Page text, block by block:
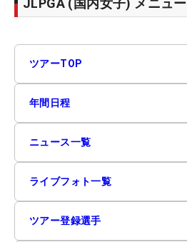
JLPGA (国内女子) メニュー
ツアーTOP
年間日程
ニュース一覧
ライブフォト一覧
ツアー登録選手